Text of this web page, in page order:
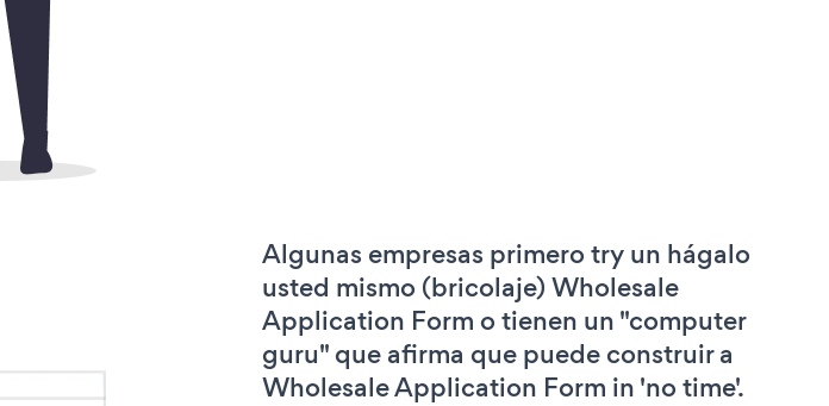
Algunas empresas primero try un hágalo
usted mismo (bricolaje) Wholesale
Application Form o tienen un "computer
guru" que afirma que puede construir a
Wholesale Application Form in 'no time'.